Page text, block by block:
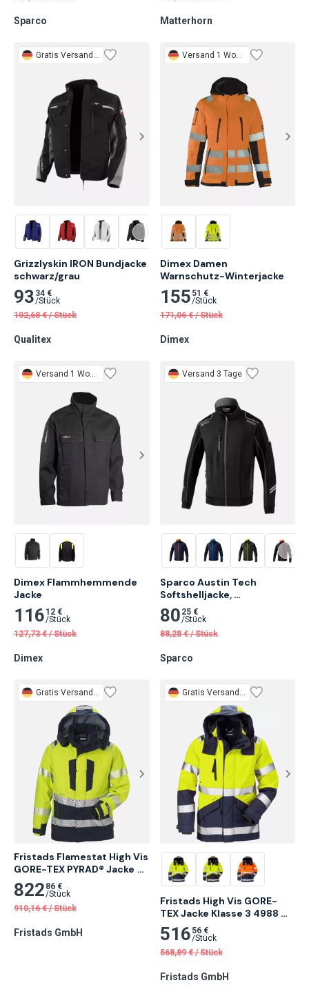
Sparco Matterhorn
Gratis Versand 2 Tage
Grizzlyskin IRON Bundjacke
schwarz/grau
93 34 €
/Stück
102,68 € /Stück
Qualitex
Versand 1 Woche
Dimex Damen
Warnschutz-Winterjacke
155 51 €
/Stück
171,06 € /Stück
Dimex
Versand 1 Woche
Dimex Flammhemmende
Jacke
116 12 €
/Stück
127,73 € /Stück
Dimex
Versand 3 Tage
Sparco Austin Tech
Softshelljacke,
Schwarz/Grau
80 25 €
/Stück
88,28 € /Stück
Sparco
Gratis Versand 2 Tage
Fristads Flamestat High Vis
GORE-TEX PYRAD® Jacke
Klasse3 4095 GXE
822 86 €
/Stück
910,16 € /Stück
Fristads GmbH
Gratis Versand 2 Tage
Fristads High Vis GORE-
TEX Jacke Klasse 3 4988
GXB
516 56 €
/Stück
568,89 € /Stück
Fristads GmbH